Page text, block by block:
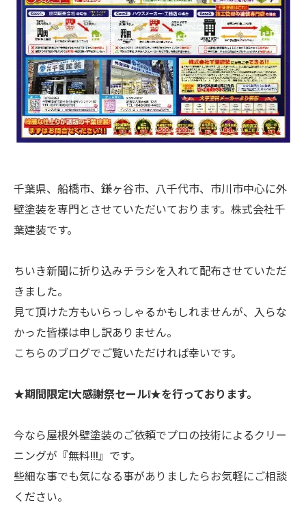
千葉県、船橋市、鎌ヶ谷市、八千代市、市川市中心に外
壁塗装を専門とさせていただいております。株式会社千
葉建装です。
ちいき新聞に折り込みチラシを入れて配布させていただ
きました。
見て頂けた方もいらっしゃるかもしれませんが、入らな
かった皆様は申し訳ありません。
こちらのブログでご覧いただければ幸いです。
★期間限定❕大感謝祭セール❕★を行っております。
今なら屋根外壁塗装のご依頼でプロの技術によるクリー
ニングが『無料!!!』です。
些細な事でも気になる事がありましたらお気軽にご相談
ください。